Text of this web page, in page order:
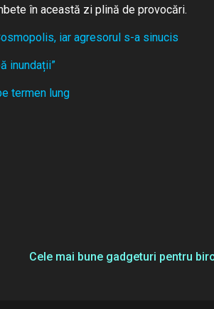
în această zi plină de provocări.
iar agresorul s-a sinucis
inundații”
termen lung
Cele mai bune gadgeturi pentru